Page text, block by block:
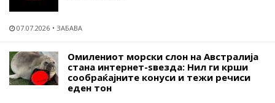
07.07.2026 ЗАБАВА
Омилениот морски слон на Австралија
стана интернет-ѕвезда: Нил ги крши
сообраќајните конуси и тежи речиси
еден тон